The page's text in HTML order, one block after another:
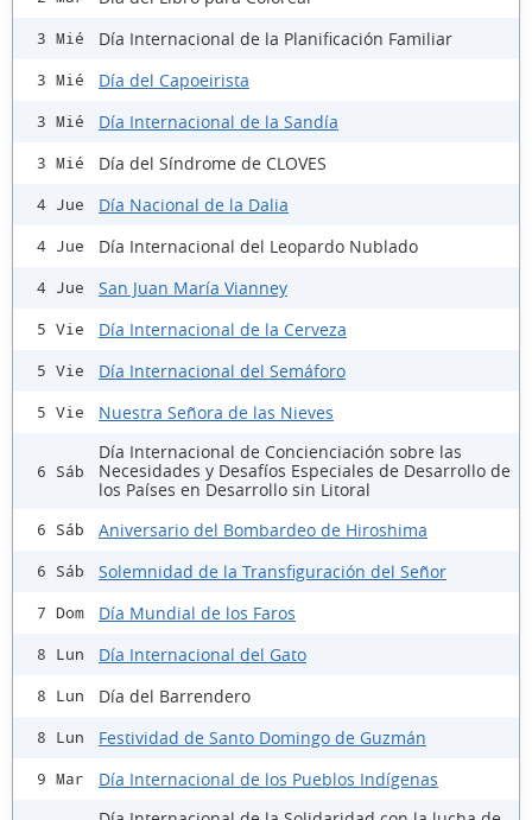
3 Mié Día Internacional de la Planificación Familiar
3 Mié Día del Capoeirista
3 Mié Día Internacional de la Sandía
3 Mié Día del Síndrome de CLOVES
4 Jue Día Nacional de la Dalia
4 Jue Día Internacional del Leopardo Nublado
4 Jue San Juan María Vianney
5 Vie Día Internacional de la Cerveza
5 Vie Día Internacional del Semáforo
5 Vie Nuestra Señora de las Nieves
6 Sáb
Día Internacional de Concienciación sobre las
Necesidades y Desafíos Especiales de Desarrollo de
los Países en Desarrollo sin Litoral
6 Sáb Aniversario del Bombardeo de Hiroshima
6 Sáb Solemnidad de la Transfiguración del Señor
7 Dom Día Mundial de los Faros
8 Lun Día Internacional del Gato
8 Lun Día del Barrendero
8 Lun Festividad de Santo Domingo de Guzmán
9 Mar Día Internacional de los Pueblos Indígenas